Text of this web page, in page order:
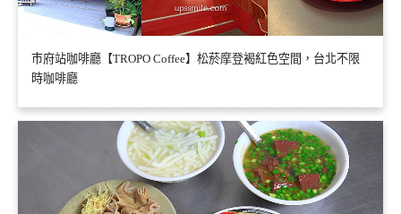
市府站咖啡廳【TROPO Coffee】松菸摩登褐紅色空間，台北不限
時咖啡廳